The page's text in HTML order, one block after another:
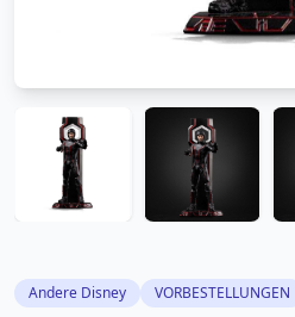
Andere Disney VORBESTELLUNGEN